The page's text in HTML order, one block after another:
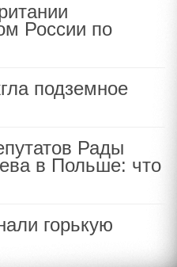
России по
подземное
Рады
в Польше: что
горькую